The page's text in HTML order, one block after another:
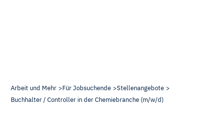
Arbeit und Mehr Für Jobsuchende
Stellenangebote
Buchhalter / Controller in der Chemiebranche (m/w/d)